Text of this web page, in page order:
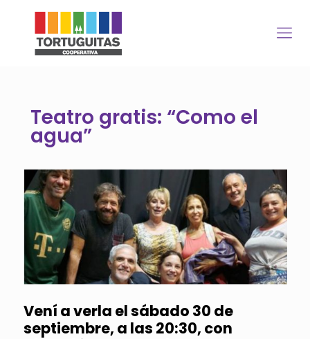
Teatro gratis: “Como el
agua”
Vení a verla el sábado 30 de
septiembre, a las 20:30, con